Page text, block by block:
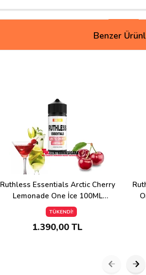
Benzer
Ruthless Essentials Arctic Cherry
Lemonade One İce 100ML
Premium Likit
TÜKENDİ!
1.390,00 TL